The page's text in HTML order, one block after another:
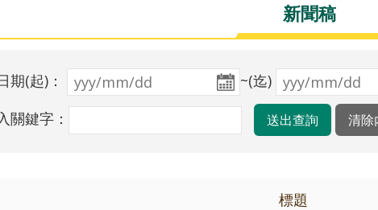
新聞稿
期(起)：
~(迄)
關鍵字：
標題